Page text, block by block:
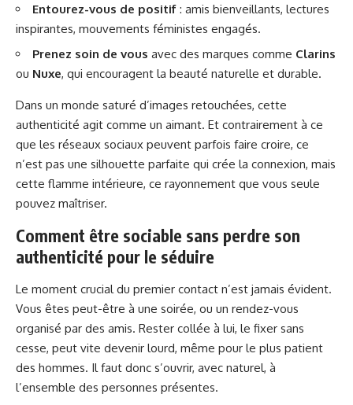
Entourez-vous de positif : amis bienveillants, lectures
inspirantes, mouvements féministes engagés.
Prenez soin de vous avec des marques comme Clarins
ou Nuxe, qui encouragent la beauté naturelle et durable.
Dans un monde saturé d’images retouchées, cette
authenticité agit comme un aimant. Et contrairement à ce
que les réseaux sociaux peuvent parfois faire croire, ce
n’est pas une silhouette parfaite qui crée la connexion, mais
cette flamme intérieure, ce rayonnement que vous seule
pouvez maîtriser.
Comment être sociable sans perdre son
authenticité pour le séduire
Le moment crucial du premier contact n’est jamais évident.
Vous êtes peut-être à une soirée, ou un rendez-vous
organisé par des amis. Rester collée à lui, le fixer sans
cesse, peut vite devenir lourd, même pour le plus patient
des hommes. Il faut donc s’ouvrir, avec naturel, à
l’ensemble des personnes présentes.